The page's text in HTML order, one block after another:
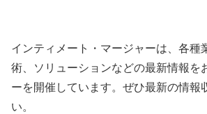
インティメート・マージャーは、各種
術、ソリューションなどの最新情報を
ーを開催しています。ぜひ最新の情報
い。